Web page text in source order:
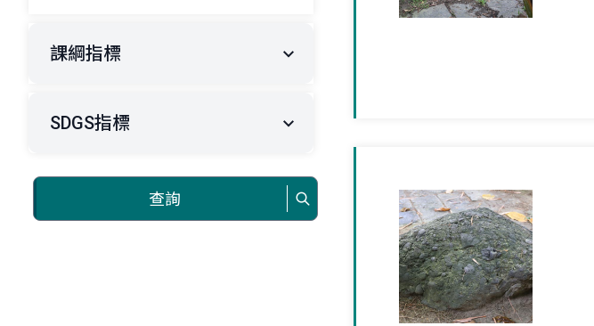
課綱指標
SDGS指標
查詢